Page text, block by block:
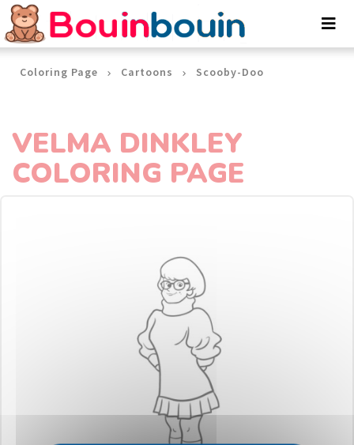
Coloring Page Cartoons Scooby-Doo
VELMA DINKLEY
COLORING PAGE
Cookies management panel